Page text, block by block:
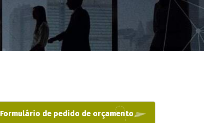
Formulário de pedido de orçamento